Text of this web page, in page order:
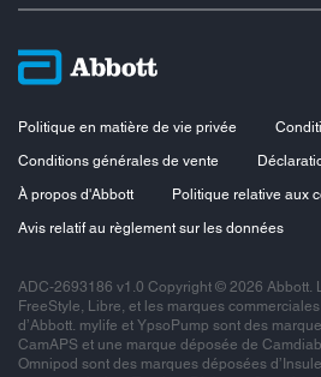
Politique en matière de vie privée
Conditions générales de vente
À propos d'Abbott
Politique relative aux
Avis relatif au règlement sur les données
ADC-2693186 v1.0 Copyright © 2026 Abbott.
FreeStyle, Libre, et les marques
d’Abbott. mylife et YpsoPump sont des
CamAPS et une marque déposée de
Omnipod sont des marques déposées